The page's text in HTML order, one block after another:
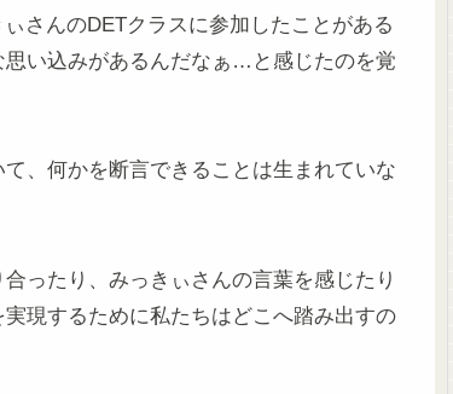
さんのDETクラスに参加したことがある
い込みがあるんだなぁ…と感じたのを覚
、何かを断言できることは生まれていな
ったり、みっきぃさんの言葉を感じたり
現するために私たちはどこへ踏み出すの